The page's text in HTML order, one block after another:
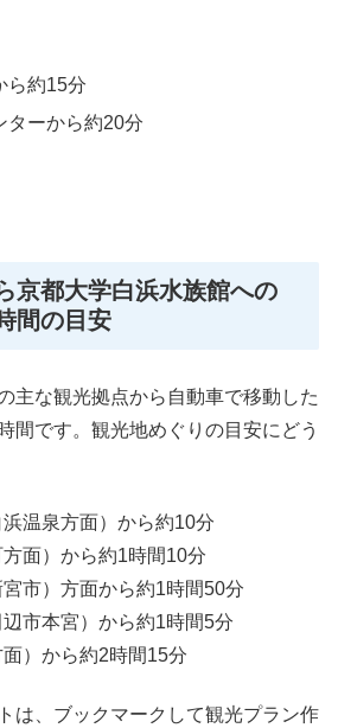
ら約15分
ターから約20分
京都大学白浜水族館への
間の目安
主な観光拠点から自動車で移動した
間です。観光地めぐりの目安にどう
温泉方面）から約10分
面）から約1時間10分
市）方面から約1時間50分
市本宮）から約1時間5分
）から約2時間15分
は、ブックマークして観光プラン作